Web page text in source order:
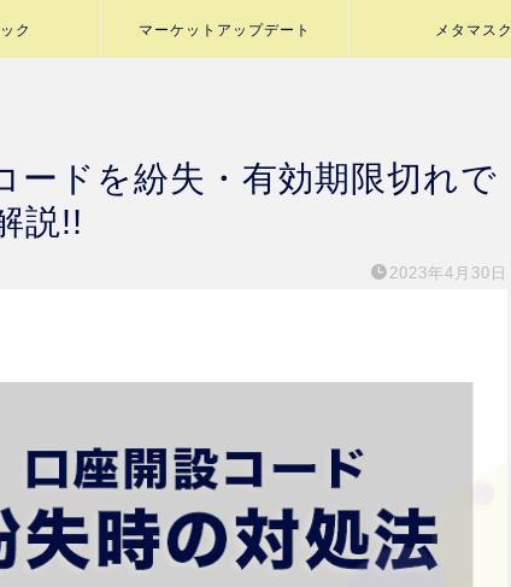
ク マーケットアップデート メタマスク
ードを紛失・有効期限切れで
説!!
2023年4月30日